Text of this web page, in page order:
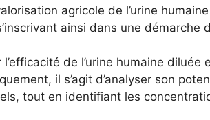
agricole de l’urine
ainsi dans une démarche
de l’urine humaine
il s’agit d’analyser son
tout en identifiant les